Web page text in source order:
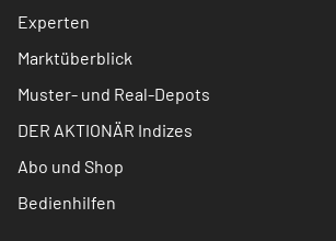
Experten
Marktüberblick
Muster- und Real-Depots
DER AKTIONÄR Indizes
Abo und Shop
Bedienhilfen